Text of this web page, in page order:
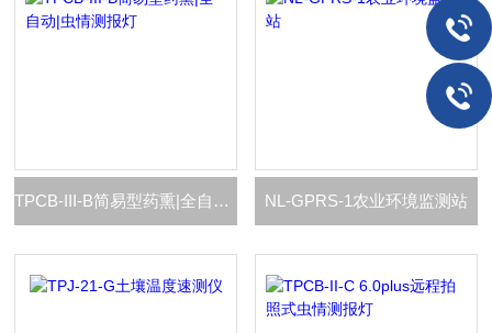
TPCB-III-B简易型药熏|全自动|虫情测报灯 NL-GPRS-1农业环境监测站